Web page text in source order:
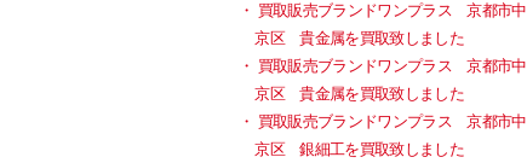
買取販売ブランドワンプラス 京都市中
京区 貴金属を買取致しました
買取販売ブランドワンプラス 京都市中
京区 貴金属を買取致しました
買取販売ブランドワンプラス 京都市中
京区 銀細工を買取致しました